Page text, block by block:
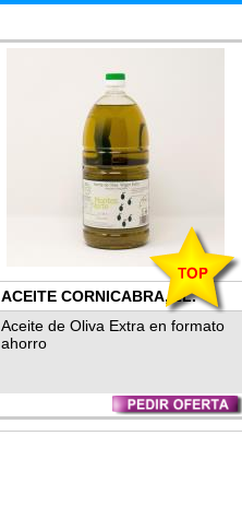
ACEITE CORNICABRA, 2L.
MONTES NORTE
Aceite de Oliva Extra en formato
ahorro